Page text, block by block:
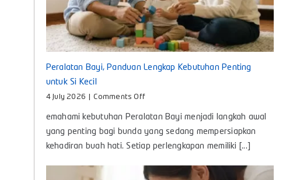
Peralatan Bayi, Panduan Lengkap Kebutuhan Penting
untuk Si Kecil
4 July 2026 Comments Offon
Bayi,
Panduan
Lengkap
Kebutuhan
untuk
emahami kebutuhan Peralatan Bayi menjadi langkah awal
yang penting bagi bunda yang sedang mempersiapkan
kehadiran buah hati. Setiap perlengkapan memiliki [...]